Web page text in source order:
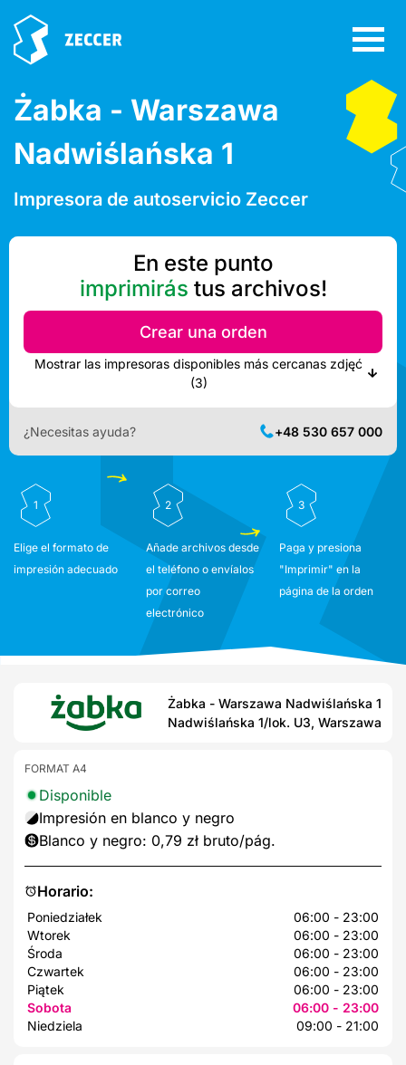
Żabka - Warszawa
Nadwiślańska 1
Impresora de autoservicio Zeccer
En este punto
imprimirás tus archivos!
Crear una orden
Mostrar las impresoras disponibles más cercanas zdjęć
(3)
¿Necesitas ayuda? +48 530 657 000
1
Elige el formato de
impresión adecuado
2
Añade archivos desde
el teléfono o envíalos
por correo
electrónico
3
Paga y presiona
"Imprimir" en la
página de la orden
Żabka - Warszawa Nadwiślańska 1
Nadwiślańska 1/lok. U3, Warszawa
Horario:
Poniedziałek
06:00 - 23:00
Wtorek
06:00 - 23:00
Środa
06:00 - 23:00
Czwartek
06:00 - 23:00
Piątek
06:00 - 23:00
Sobota
06:00 - 23:00
Niedziela
09:00 - 21:00
FORMAT A4
Disponible
Impresión en blanco y negro
Blanco y negro: 0,79 zł bruto/pág.